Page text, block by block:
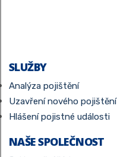
SLUŽBY
Analýza pojištění
Uzavření nového pojištění
Hlášení pojistné události
NAŠE SPOLEČNOST